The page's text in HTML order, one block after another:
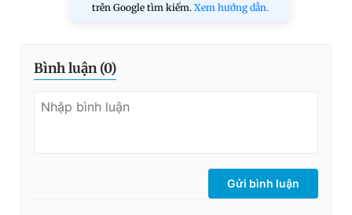
trên Google tìm kiếm. Xem hướng dẫn.
Bình luận (0)
Gửi bình luận